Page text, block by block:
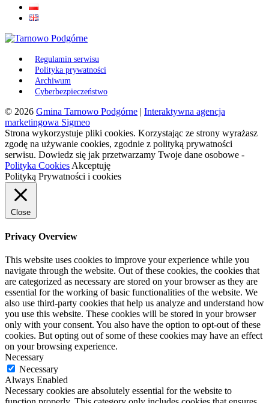
Regulamin serwisu
Polityka prywatności
Archiwum
Cyberbezpieczeństwo
© 2026 Gmina Tarnowo Podgórne | Interaktywna agencja
marketingowa Sigmeo
Strona wykorzystuje pliki cookies. Korzystając ze strony wyrażasz
zgodę na używanie cookies, zgodnie z polityką prywatności
serwisu. Dowiedz się jak przetwarzamy Twoje dane osobowe -
Polityka Cookies Akceptuję
Polityką Prywatności i cookies
Close
Privacy Overview
This website uses cookies to improve your experience while you
navigate through the website. Out of these cookies, the cookies that
are categorized as necessary are stored on your browser as they are
essential for the working of basic functionalities of the website. We
also use third-party cookies that help us analyze and understand how
you use this website. These cookies will be stored in your browser
only with your consent. You also have the option to opt-out of these
cookies. But opting out of some of these cookies may have an effect
on your browsing experience.
Necessary
Necessary
Always Enabled
Necessary cookies are absolutely essential for the website to